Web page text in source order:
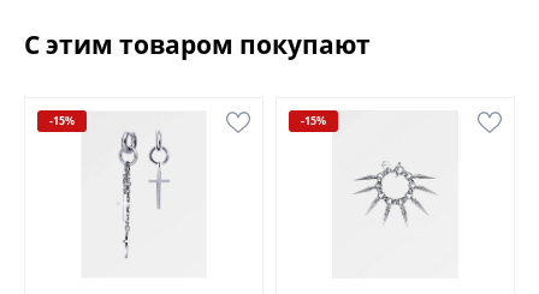
С этим товаром покупают
-15% -15%